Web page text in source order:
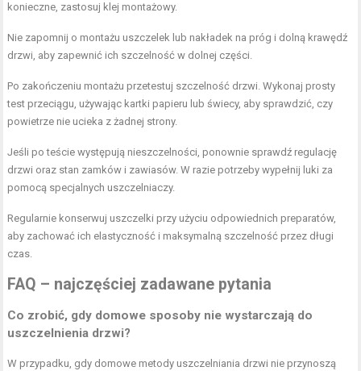
konieczne, zastosuj klej montażowy.
Nie zapomnij o montażu uszczelek lub nakładek na próg i dolną krawędź
drzwi, aby zapewnić ich szczelność w dolnej części.
Po zakończeniu montażu przetestuj szczelność drzwi. Wykonaj prosty
test przeciągu, używając kartki papieru lub świecy, aby sprawdzić, czy
powietrze nie ucieka z żadnej strony.
Jeśli po teście występują nieszczelności, ponownie sprawdź regulację
drzwi oraz stan zamków i zawiasów. W razie potrzeby wypełnij luki za
pomocą specjalnych uszczelniaczy.
Regularnie konserwuj uszczelki przy użyciu odpowiednich preparatów,
aby zachować ich elastyczność i maksymalną szczelność przez długi
czas.
FAQ – najczęściej zadawane pytania
Co zrobić, gdy domowe sposoby nie wystarczają do
uszczelnienia drzwi?
W przypadku, gdy domowe metody uszczelniania drzwi nie przynoszą